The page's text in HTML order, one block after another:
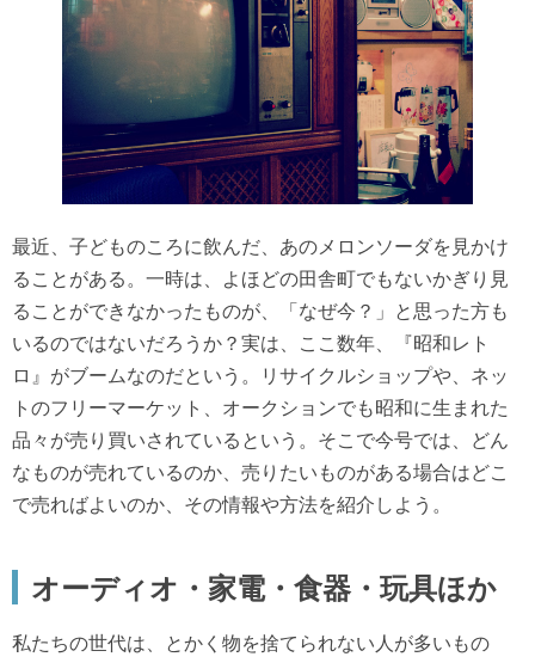
最近、子どものころに飲んだ、あのメロンソーダを見かけ
ることがある。一時は、よほどの田舎町でもないかぎり見
ることができなかったものが、「なぜ今？」と思った方も
いるのではないだろうか？実は、ここ数年、『昭和レト
ロ』がブームなのだという。リサイクルショップや、ネッ
トのフリーマーケット、オークションでも昭和に生まれた
品々が売り買いされているという。そこで今号では、どん
なものが売れているのか、売りたいものがある場合はどこ
で売ればよいのか、その情報や方法を紹介しよう。
オーディオ・家電・食器・玩具ほか
私たちの世代は、とかく物を捨てられない人が多いもの